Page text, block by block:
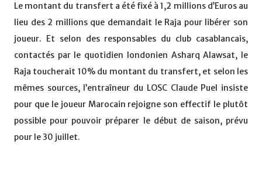
Le montant du transfert a été fixé à 1,2 millions d’Euros au
lieu des 2 millions que demandait le Raja pour libérer son
joueur. Et selon des responsables du club casablancais,
contactés par le quotidien londonien Asharq Alawsat, le
Raja toucherait 10% du montant du transfert, et selon les
mêmes sources, l’entraîneur du LOSC Claude Puel insiste
pour que le joueur Marocain rejoigne son effectif le plutôt
possible pour pouvoir préparer le début de saison, prévu
pour le 30 juillet.